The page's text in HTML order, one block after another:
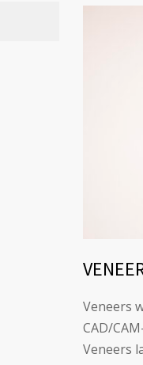
Veneers
CAD/
Veneers